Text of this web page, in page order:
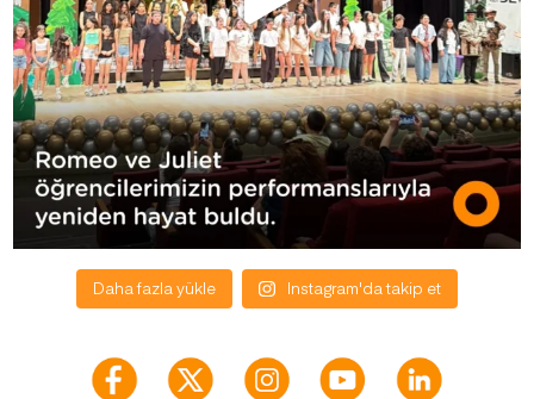
Daha fazla yükle Instagram'da takip et